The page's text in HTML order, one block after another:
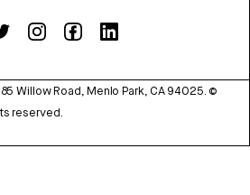
Willow Road, Menlo Park, CA 94025. ©
reserved.